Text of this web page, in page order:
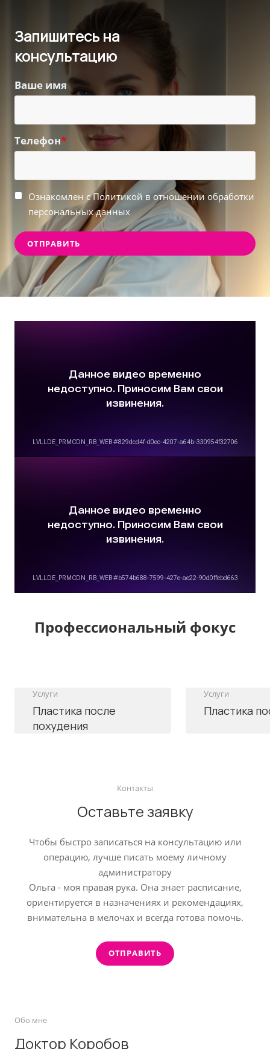
Профессиональный фокус
Услуги
Пластика после
похудения
Услуги
Пластика
Контакты
Оставьте заявку
Чтобы быстро записаться на консультацию или
операцию, лучше писать моему личному
администратору
Ольга - моя правая рука. Она знает расписание,
ориентируется в назначениях и рекомендациях,
внимательна в мелочах и всегда готова помочь.
ОТПРАВИТЬ
Обо мне
Доктор Коробов
Запишитесь на
консультацию
Ваше имя
Телефон*
Ознакомлен с Политикой в отношении обработки
персональных данных